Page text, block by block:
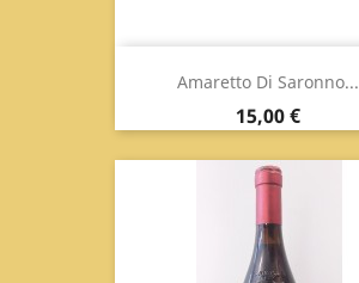
Amaretto Di Saronno...
Prix
15,00 €